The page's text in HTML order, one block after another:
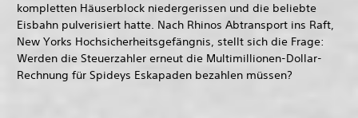
kompletten Häuserblock niedergerissen und die beliebte
Eisbahn pulverisiert hatte. Nach Rhinos Abtransport ins Raft,
New Yorks Hochsicherheitsgefängnis, stellt sich die Frage:
Werden die Steuerzahler erneut die Multimillionen-Dollar-
Rechnung für Spideys Eskapaden bezahlen müssen?